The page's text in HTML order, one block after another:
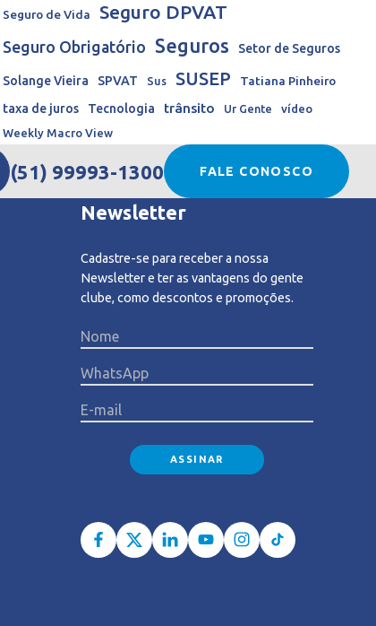
Seguro de Vida Seguro DPVAT
Seguro Obrigatório Seguros Setor de Seguros
Solange Vieira SPVAT Sus SUSEP
Tatiana Pinheiro
taxa de juros
Tecnologia trânsito Ur Gente
vídeo
Weekly Macro View
(51) 99993-1300 FALE CONOSCO
Newsletter
Cadastre-se para receber a nossa
Newsletter e ter as vantagens do gente
clube, como descontos e promoções.